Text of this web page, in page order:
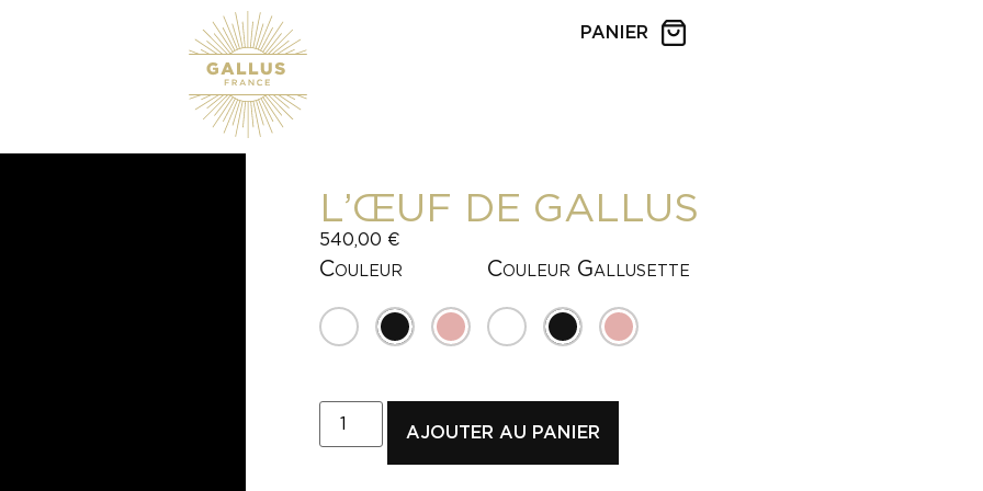
PANIER
L’ŒUF DE GALLUS
540,00 €
Couleur Couleur Gallusette
AJOUTER AU PANIER